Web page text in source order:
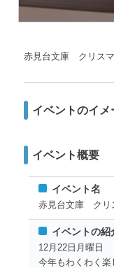
赤見台文庫 クリス
イベントのイメ
イベント概要
イベント名
赤見台文庫 クリ
イベントの紹
12月22日月曜日
今年もわくわく